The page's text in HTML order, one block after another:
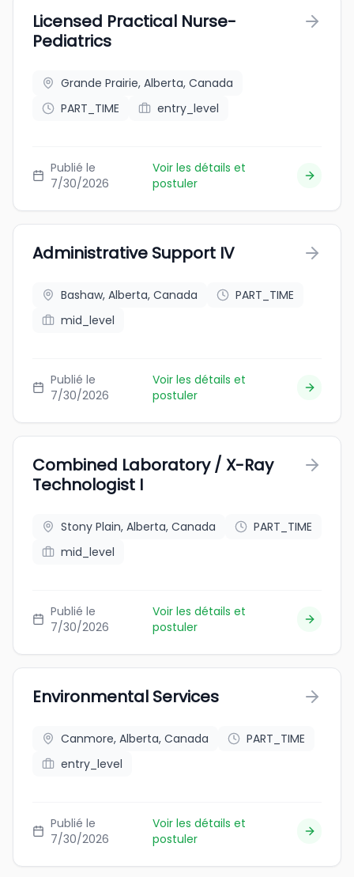
Licensed Practical Nurse-
Pediatrics
Grande Prairie, Alberta, Canada
PART_TIME
entry_level
Publié le
7/30/2026
Voir les détails et
postuler
Administrative Support IV
Bashaw, Alberta, Canada
PART_TIME
mid_level
Publié le
7/30/2026
Voir les détails et
postuler
Combined Laboratory / X-Ray
Technologist I
Stony Plain, Alberta, Canada
PART_TIME
mid_level
Publié le
7/30/2026
Voir les détails et
postuler
Environmental Services
Canmore, Alberta, Canada
PART_TIME
entry_level
Publié le
7/30/2026
Voir les détails et
postuler